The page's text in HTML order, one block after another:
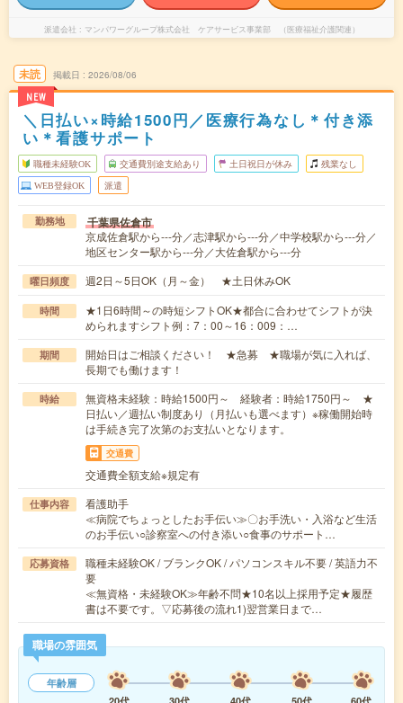
派遣会社 マンパワーグループ株式会社 ケアサービス事業部 （医療福祉介護関連）
未読
NEW
掲載日 2026/08/06
＼日払い×時給1500円／医療行為なし＊付き添
い＊看護サポート
職種未経験OK 交通費別途支給あり 土日祝日が休み 残業なし
WEB登録OK 派遣
勤務地 千葉県佐倉市
京成佐倉駅から---分／志津駅から---分／中学校駅から---分／
地区センター駅から---分／大佐倉駅から---分
曜日頻度 週2日～5日OK（月～金） ★土日休みOK
時間
★1日6時間～の時短シフトOK★都合に合わせてシフトが決
められますシフト例：7：00～16：009：…
期間
開始日はご相談ください！ ★急募 ★職場が気に入れば、
長期でも働けます！
時給
無資格未経験：時給1500円～ 経験者：時給1750円～ ★
日払い／週払い制度あり（月払いも選べます）※稼働開始時
は手続き完了次第のお支払いとなります。
交通費
交通費全額支給※規定有
仕事内容
看護助手
≪病院でちょっとしたお手伝い≫〇お手洗い・入浴など生活
のお手伝い○診察室への付き添い○食事のサポート…
応募資格
職種未経験OK / ブランクOK / パソコンスキル不要 / 英語力不
要
≪無資格・未経験OK≫年齢不問★10名以上採用予定★履歴
書は不要です。▽応募後の流れ1)翌営業日まで…
職場の雰囲気
年齢層